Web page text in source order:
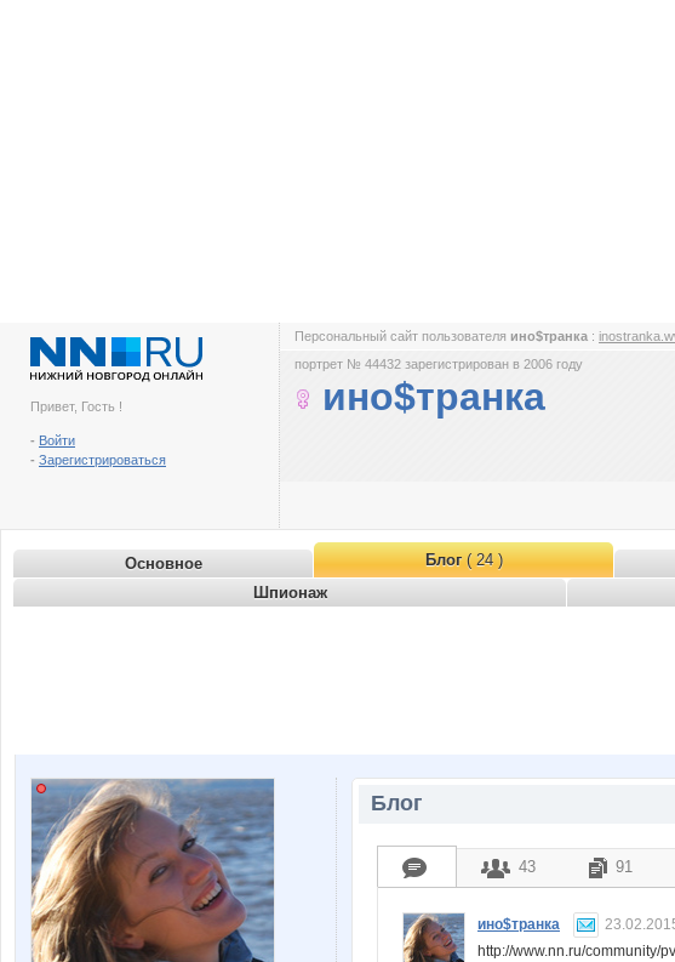
Привет, Гость !
- Войти
- Зарегистрироваться
Персональный сайт пользователя ино$транка :
портрет № 44432 зарегистрирован в 2006 году
ино$транка
Основное Блог( 24 )
Шпионаж
Блог
43 91
ино$транка
http://www.nn.ru/